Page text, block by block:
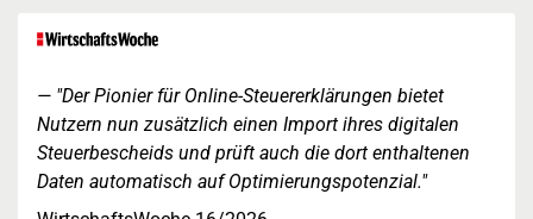
"Der Pionier für Online-Steuererklärungen bietet
Nutzern nun zusätzlich einen Import ihres digitalen
Steuerbescheids und prüft auch die dort enthaltenen
Daten automatisch auf Optimierungspotenzial."